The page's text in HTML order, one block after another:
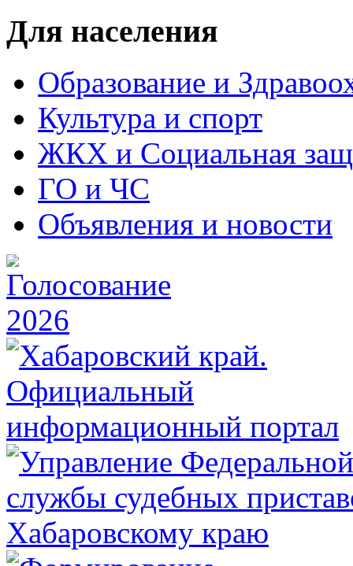
Для населения
Образование и
Культура и спорт
ЖКХ и Социальная
ГО и ЧС
Объявления и новости